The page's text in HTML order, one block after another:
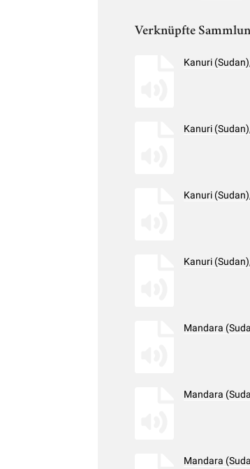
Verknüpfte
Kanuri
Kanuri
Kanuri
Kanuri
Mandara
Mandara
Mandara